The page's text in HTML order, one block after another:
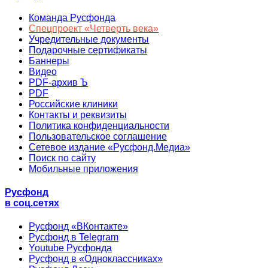
Команда Русфонда
Спецпроект «Четверть века»
Учредительные документы
Подарочные сертификаты
Баннеры
Видео
PDF-архив Ъ
PDF
Российские клиники
Контакты и реквизиты
Политика конфиденциальности
Пользовательское соглашение
Сетевое издание «Русфонд.Медиа»
Поиск по сайту
Мобильные приложения
Русфонд
в соц.сетях
Русфонд «ВКонтакте»
Русфонд в Telegram
Youtube Русфонда
Русфонд в «Одноклассниках»